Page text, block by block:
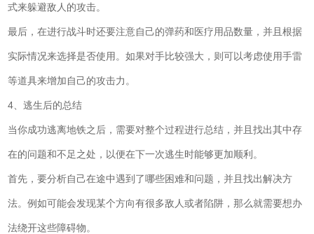
式来躲避敌人的攻击。
最后，在进行战斗时还要注意自己的弹药和医疗用品数量，并且根据
实际情况来选择是否使用。如果对手比较强大，则可以考虑使用手雷
等道具来增加自己的攻击力。
4、逃生后的总结
当你成功逃离地铁之后，需要对整个过程进行总结，并且找出其中存
在的问题和不足之处，以便在下一次逃生时能够更加顺利。
首先，要分析自己在途中遇到了哪些困难和问题，并且找出解决方
法。例如可能会发现某个方向有很多敌人或者陷阱，那么就需要想办
法绕开这些障碍物。